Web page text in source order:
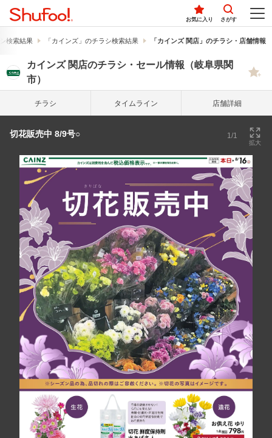
お気に入り さがす
検索結果 「カインズ」のチラシ検索結果 「カインズ 関店」のチラシ・店舗情報
カインズ 関店のチラシ・セール情報（岐阜県関
市）
チラシ タイム ライン 店舗詳細
切花販売中 8/9号○ 1/1
拡大